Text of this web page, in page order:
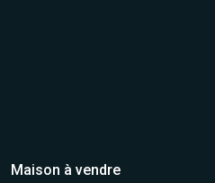
Maison à vendre